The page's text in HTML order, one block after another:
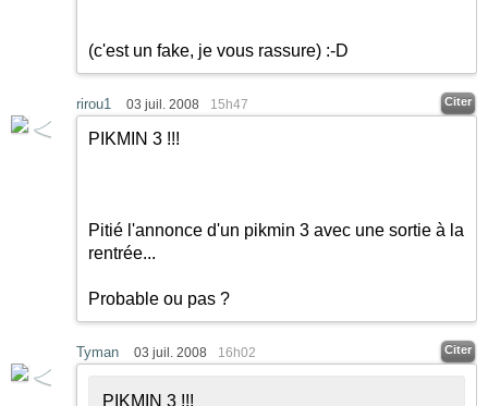
(c'est un fake, je vous rassure) :-D
rirou1 03 juil. 2008 15h47 Citer
PIKMIN 3 !!!
Pitié l'annonce d'un pikmin 3 avec une sortie à la
rentrée...
Probable ou pas ?
Tyman 03 juil. 2008 16h02 Citer
PIKMIN 3 !!!